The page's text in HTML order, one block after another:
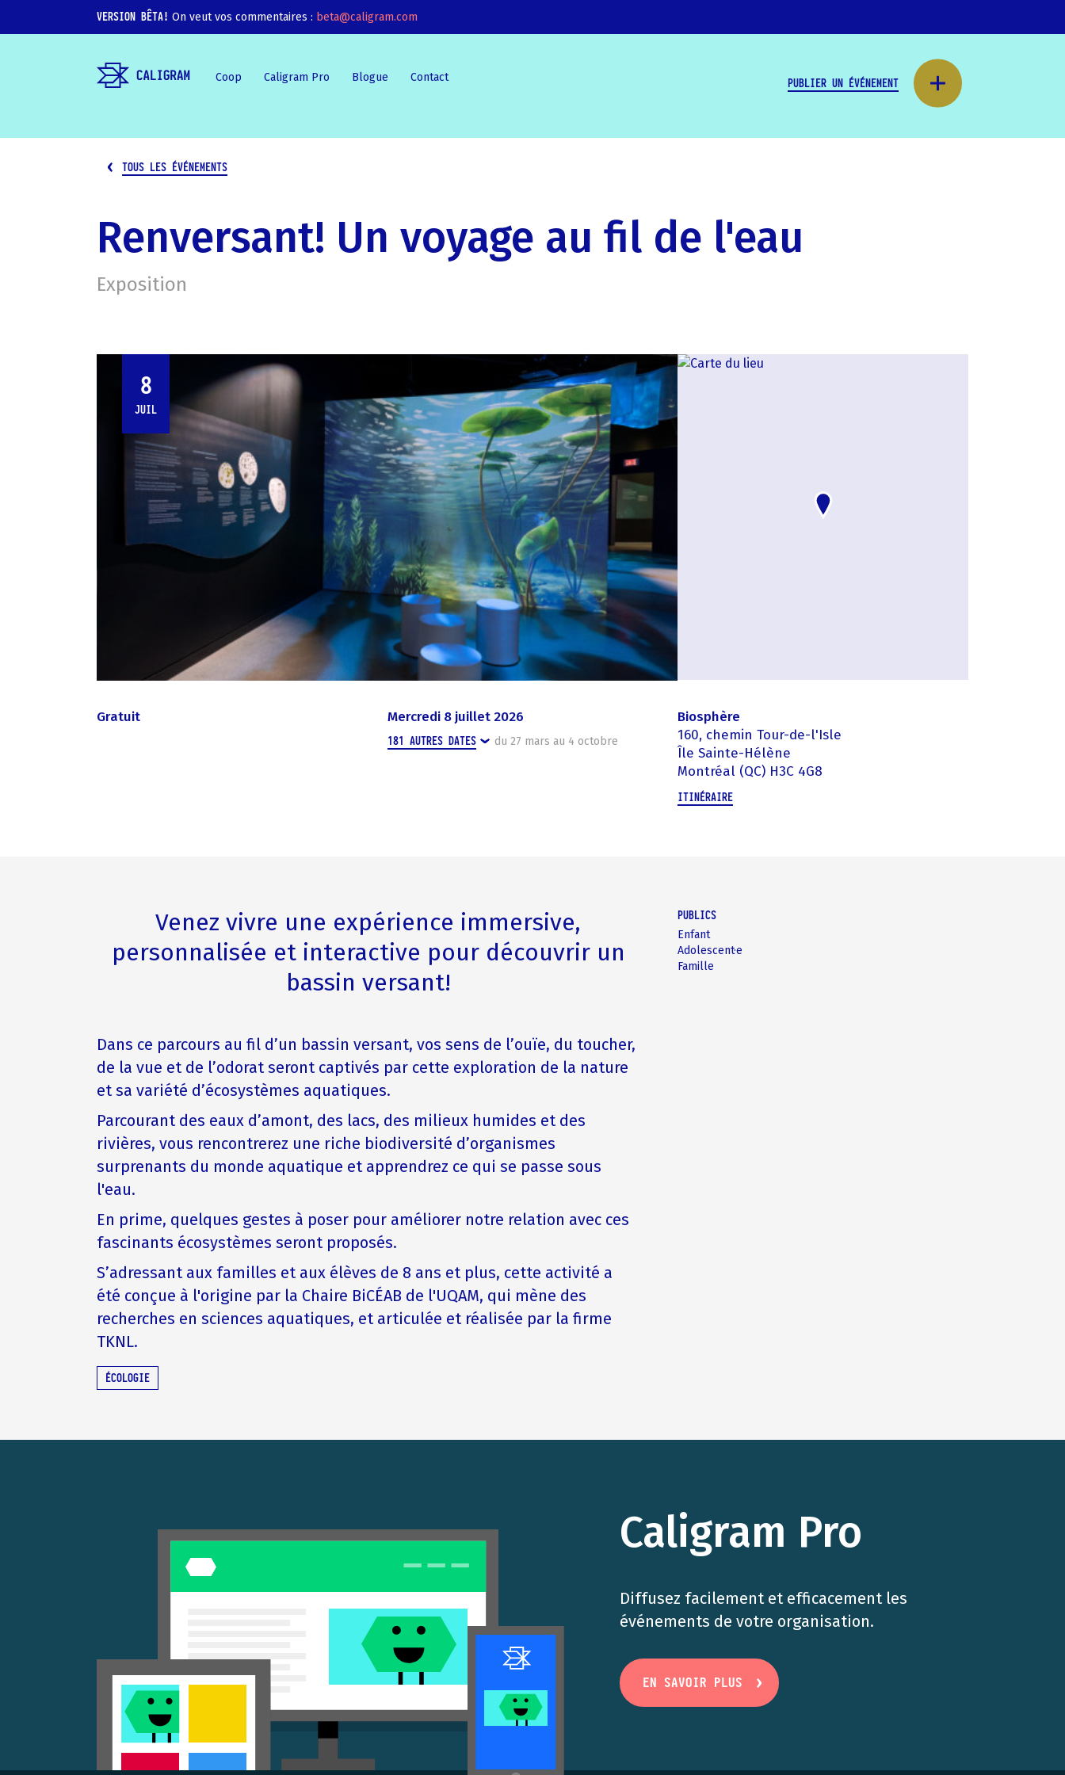
VERSION BÊTA! On veut vos commentaires : beta@caligram.com
Coop Caligram Pro Blogue Contact PUBLIER UN ÉVÉNEMENT
TOUS LES ÉVÉNEMENTS
Renversant! Un voyage au fil de l'eau
Exposition
8
JUIL
Gratuit mercredi 8 juillet 2026
181 AUTRES DATES du 27 mars au 4 octobre
Biosphère
160, chemin Tour-de-l'Isle
Île Sainte-Hélène
Montréal (QC) H3C 4G8
ITINÉRAIRE
Venez vivre une expérience immersive,
personnalisée et interactive pour découvrir un
bassin versant!
Dans ce parcours au fil d’un bassin versant, vos sens de l’ouïe, du toucher,
de la vue et de l’odorat seront captivés par cette exploration de la nature
et sa variété d’écosystèmes aquatiques.
Parcourant des eaux d’amont, des lacs, des milieux humides et des
rivières, vous rencontrerez une riche biodiversité d’organismes
surprenants du monde aquatique et apprendrez ce qui se passe sous
l'eau.
En prime, quelques gestes à poser pour améliorer notre relation avec ces
fascinants écosystèmes seront proposés.
S’adressant aux familles et aux élèves de 8 ans et plus, cette activité a
été conçue à l'origine par la Chaire BiCÉAB de l'UQAM, qui mène des
recherches en sciences aquatiques, et articulée et réalisée par la firme
TKNL.
ÉCOLOGIE
PUBLICS
Enfant
Adolescent·e
Famille
Caligram Pro
Diffusez facilement et efficacement les
événements de votre organisation.
EN SAVOIR PLUS